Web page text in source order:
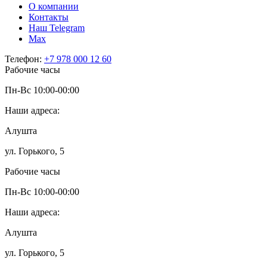
О компании
Контакты
Наш Telegram
Мах
Телефон: +7 978 000 12 60
Рабочие часы
Пн-Вс 10:00-00:00
Наши адреса:
Алушта
ул. Горького, 5
Рабочие часы
Пн-Вс 10:00-00:00
Наши адреса:
Алушта
ул. Горького, 5